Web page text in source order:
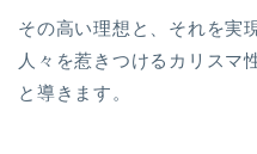
その高い理想と、それを実
人々を惹きつけるカリスマ
と導きます。